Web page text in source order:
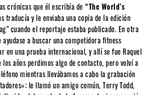
crónicas que él escribía de “The World’s
traducía y le enviaba una copia de la edición
cuando el reportaje estaba publicado. En otra
a buscar una competidora fitness
en una prueba internacional, y allí se fue Raquel
los años perdimos algo de contacto, pero volví a
mientras llevábamos a cabo la grabación
le llamó un amigo común, Terry Todd,